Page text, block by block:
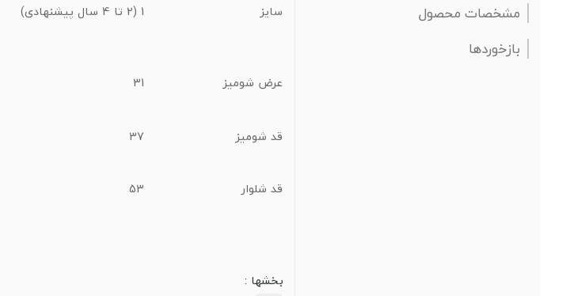
مشخصات محصول
بازخوردها
سایز 1 (2 تا 4 سال پیشنهادی)
عرض شومیز 31
قد شومیز 37
قد شلوار 53
بخشها :